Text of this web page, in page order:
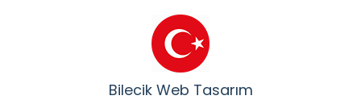
Bilecik Web Tasarım